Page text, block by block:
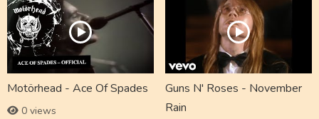
Motörhead - Ace Of Spades
0 views
Guns N' Roses - November
Rain